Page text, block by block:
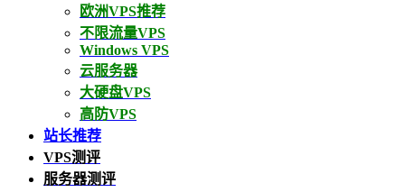
欧洲VPS推荐
不限流量VPS
Windows VPS
云服务器
大硬盘VPS
高防VPS
站长推荐
VPS测评
服务器测评